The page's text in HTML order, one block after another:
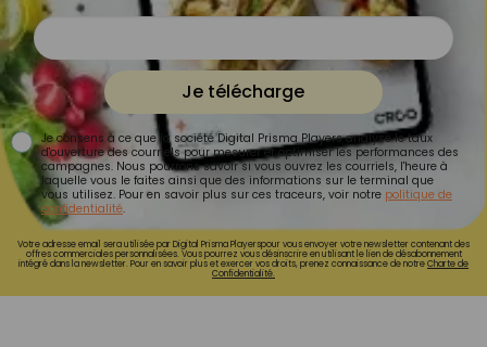
Je télécharge
Je consens à ce que la société Digital Prisma Players analyse le taux
d'ouverture des courriels pour mesurer et optimiser les performances des
campagnes. Nous pourrons savoir si vous ouvrez les courriels, l'heure à
laquelle vous le faites ainsi que des informations sur le terminal que
vous utilisez. Pour en savoir plus sur ces traceurs, voir notre politique de
confidentialité.
Votre adresse email sera utilisée par Digital Prisma Playerspour vous envoyer votre newsletter contenant des
offres commerciales personnalisées. Vous pourrez vous désinscrire en utilisant le lien de désabonnement
intégré dans la newsletter. Pour en savoir plus et exercer vos droits, prenez connaissance de notreCharte de
Confidentialité.